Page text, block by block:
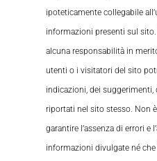
ipoteticamente collegabile
informazioni presenti sul
alcuna responsabilità in
utenti o i visitatori del sito
indicazioni, dei suggerimenti,
riportati nel sito stesso. Non
garantire l’assenza di errori e
informazioni divulgate né